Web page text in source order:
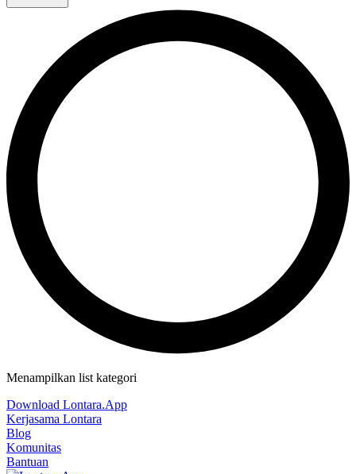
Menampilkan list kategori
Download Lontara.App
Kerjasama Lontara
Blog
Komunitas
Bantuan